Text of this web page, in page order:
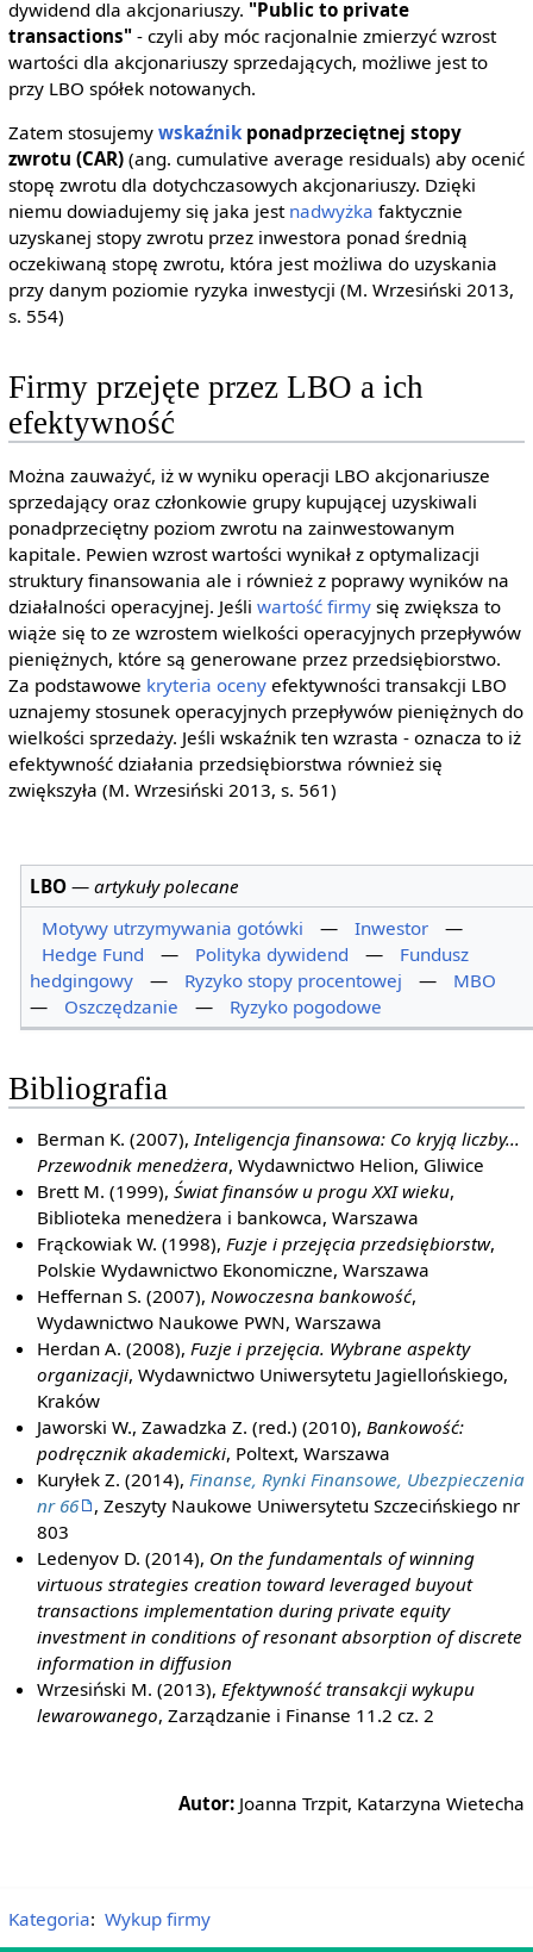
dywidend dla akcjonariuszy. "Public to private
transactions"- czyli aby móc racjonalnie zmierzyć wzrost
wartości dla akcjonariuszy sprzedających, możliwe jest to
przy LBO spółek notowanych.
Zatem stosujemy wskaźnikponadprzeciętnej stopy
zwrotu (CAR)(ang. cumulative average residuals) aby ocenić
stopę zwrotu dla dotychczasowych akcjonariuszy. Dzięki
niemu dowiadujemy się jaka jest nadwyżka faktycznie
uzyskanej stopy zwrotu przez inwestora ponad średnią
oczekiwaną stopę zwrotu, która jest możliwa do uzyskania
przy danym poziomie ryzyka inwestycji (M. Wrzesiński 2013,
s. 554)
Firmy przejęte przez LBO a ich
efektywność
Można zauważyć, iż w wyniku operacji LBO akcjonariusze
sprzedający oraz członkowie grupy kupującej uzyskiwali
ponadprzeciętny poziom zwrotu na zainwestowanym
kapitale. Pewien wzrost wartości wynikał z optymalizacji
struktury finansowania ale i również z poprawy wyników na
działalności operacyjnej. Jeśli wartość firmysię zwiększa to
wiąże się to ze wzrostem wielkości operacyjnych przepływów
pieniężnych, które są generowane przez przedsiębiorstwo.
Za podstawowe kryteria ocenyefektywności transakcji LBO
uznajemy stosunek operacyjnych przepływów pieniężnych do
wielkości sprzedaży. Jeśli wskaźnik ten wzrasta - oznacza to iż
efektywność działania przedsiębiorstwa również się
zwiększyła (M. Wrzesiński 2013, s. 561)
LBO —artykuły polecane
Motywy utrzymywania gotówki
— Inwestor
—
Hedge Fund
— Polityka dywidend —
Fundusz
hedgingowy
— Ryzyko stopy procentowej —
MBO
—
Oszczędzanie — Ryzyko pogodowe
Bibliografia
Berman K. (2007), Inteligencja finansowa: Co kryją liczby...
Przewodnik menedżera, Wydawnictwo Helion, Gliwice
Brett M. (1999),Świat finansów u progu XXI wieku,
Biblioteka menedżera i bankowca, Warszawa
Frąckowiak W. (1998), Fuzje i przejęcia przedsiębiorstw,
Polskie Wydawnictwo Ekonomiczne, Warszawa
Heffernan S. (2007), Nowoczesna bankowość,
Wydawnictwo Naukowe PWN, Warszawa
Herdan A. (2008), Fuzje i przejęcia. Wybrane aspekty
organizacji, Wydawnictwo Uniwersytetu Jagiellońskiego,
Kraków
Jaworski W., Zawadzka Z. (red.) (2010), Bankowość:
podręcznik akademicki, Poltext, Warszawa
Kuryłek Z. (2014), Finanse, Rynki Finansowe, Ubezpieczenia
nr 66
, Zeszyty Naukowe Uniwersytetu Szczecińskiego nr
803
Ledenyov D. (2014), On the fundamentals of winning
virtuous strategies creation toward leveraged buyout
transactions implementation during private equity
investment in conditions of resonant absorption of discrete
information in diffusion
Wrzesiński M. (2013), Efektywność transakcji wykupu
lewarowanego, Zarządzanie i Finanse 11.2 cz. 2
Autor: Joanna Trzpit, Katarzyna Wietecha
Kategoria: Wykup firmy